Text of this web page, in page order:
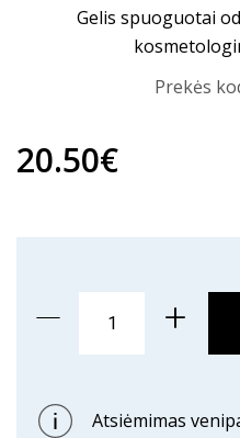
Gelis spuoguotai
Prekės
20.50€
Atsiėmimas